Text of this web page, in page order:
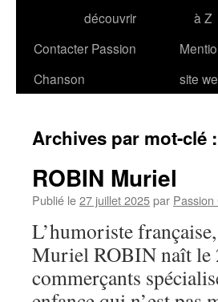
découvrir
à Z
Contacter Passion
Chanson
site
Archives par mot-clé
ROBIN Muriel
Publié le27 juillet 2025par Passion
L’humoriste
Muriel ROBIN naît le
commerçants